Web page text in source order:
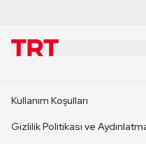
Kullanım Koşulları
Gizlilik Politikası ve